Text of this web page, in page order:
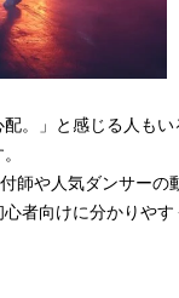
。」と感じる人も
師や人気ダンサー
者向けに分かりや